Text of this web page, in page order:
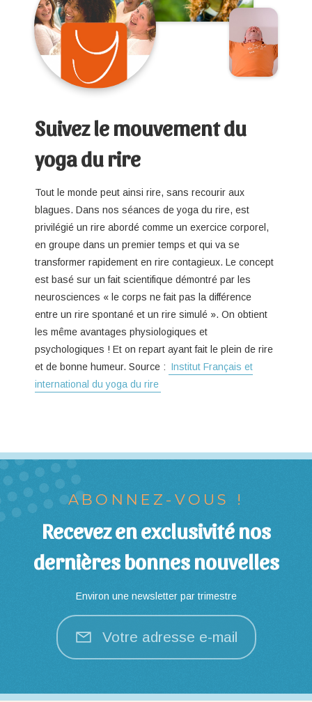
Suivez le mouvement du
yoga du rire
Tout le monde peut ainsi rire, sans recourir aux
blagues. Dans nos séances de yoga du rire, est
privilégié un rire abordé comme un exercice corporel,
en groupe dans un premier temps et qui va se
transformer rapidement en rire contagieux. Le concept
est basé sur un fait scientifique démontré par les
neurosciences « le corps ne fait pas la différence
entre un rire spontané et un rire simulé ». On obtient
les même avantages physiologiques et
psychologiques ! Et on repart ayant fait le plein de rire
et de bonne humeur. Source : Institut Français et
international du yoga du rire
ABONNEZ-VOUS !
Recevez en exclusivité nos
dernières bonnes nouvelles
Environ une newsletter par trimestre
Votre adresse e-mail